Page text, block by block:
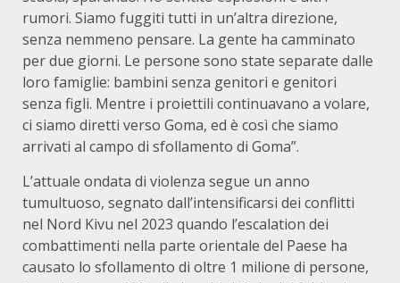
rumori. Siamo fuggiti tutti in un’altra direzione,
senza nemmeno pensare. La gente ha camminato
per due giorni. Le persone sono state separate dalle
loro famiglie: bambini senza genitori e genitori
senza figli. Mentre i proiettili continuavano a volare,
ci siamo diretti verso Goma, ed è così che siamo
arrivati al campo di sfollamento di Goma”.
L’attuale ondata di violenza segue un anno
tumultuoso, segnato dall’intensificarsi dei conflitti
nel Nord Kivu nel 2023 quando l’escalation dei
combattimenti nella parte orientale del Paese ha
causato lo sfollamento di oltre 1 milione di persone,